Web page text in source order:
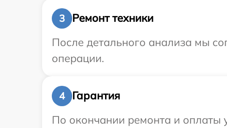
3
Ремонт техники
После детального анализа мы
операции.
4
Гарантия
По окончании ремонта и оплаты